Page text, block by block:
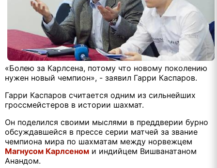
«Болею за Карлсена, потому что новому поколению
нужен новый чемпион», - заявил Гарри Каспаров.
Гарри Каспаров считается одним из сильнейших
гроссмейстеров в истории шахмат.
Он поделился своими мыслями в преддверии бурно
обсуждавшейся в прессе серии матчей за звание
чемпиона мира по шахматам между норвежцем
Магнусом Карлсеном и индийцем Вишванатаном
Анандом.